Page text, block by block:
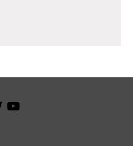
Twitter